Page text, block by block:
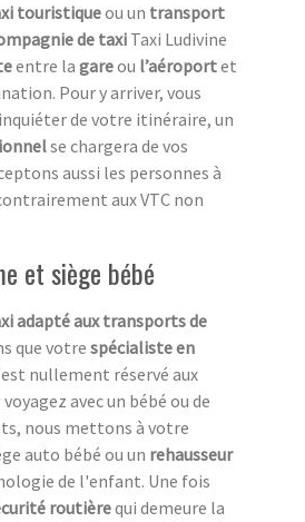
touristiqueou un transport
de taxi Taxi Ludivine
entre la gareou l’aéroportet
Pour y arriver, vous
inquiéter de votre itinéraire, un
se chargera de vos
aussi les personnes à
aux VTC non
et siège bébé
adapté aux transports de
que votre spécialiste en
nullement réservé aux
avec un bébé ou de
nous mettons à votre
auto bébé ou un rehausseur
de l'enfant. Une fois
routièrequi demeure la